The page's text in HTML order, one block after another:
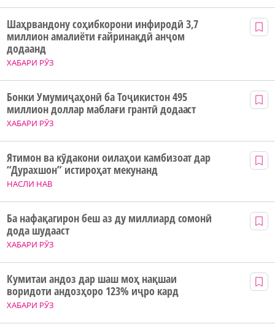
ХАБАРИ РӮЗ
Шаҳрвандону соҳибкорони инфиродӣ 3,7
миллион амалиёти ғайринақдӣ анҷом
додаанд
ХАБАРИ РӮЗ
Бонки Умумиҷаҳонӣ ба Тоҷикистон 495
миллион доллар маблағи грантӣ додааст
НАСЛИ НАВ
Ятимон ва кӯдакони оилаҳои камбизоат дар
“Дурахшон” истироҳат мекунанд
ХАБАРИ РӮЗ
Ба нафақагирон беш аз ду миллиард сомонӣ
дода шудааст
ХАБАРИ РӮЗ
Кумитаи андоз дар шаш моҳ нақшаи
воридоти андозҳоро 123% иҷро кард